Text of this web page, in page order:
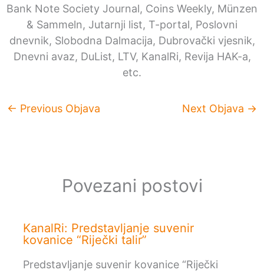
Bank Note Society Journal, Coins Weekly, Münzen
& Sammeln, Jutarnji list, T-portal, Poslovni
dnevnik, Slobodna Dalmacija, Dubrovački vjesnik,
Dnevni avaz, DuList, LTV, KanalRi, Revija HAK-a,
etc.
← Previous Objava Next Objava →
Povezani postovi
KanalRi: Predstavljanje suvenir
kovanice “Riječki talir”
Predstavljanje suvenir kovanice “Riječki